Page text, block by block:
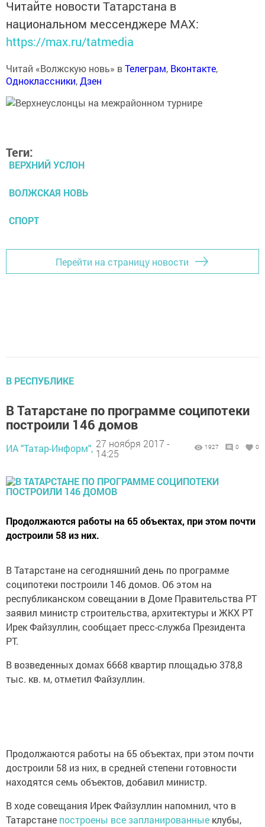
Читайте новости Татарстана в
национальном мессенджере MАХ:
https://max.ru/tatmedia
Читай «Волжскую новь» вТелеграм, Вконтакте,
Одноклассники,Дзен
Теги:
ВЕРХНИЙ УСЛОН
ВОЛЖСКАЯ НОВЬ
СПОРТ
Перейти на страницу новости
В РЕСПУБЛИКЕ
В Татарстане по программе соципотеки
построили 146 домов
ИА "Татар-Информ", 27 ноября 2017 -
14:25
1927 0 0
Продолжаются работы на 65 объектах, при этом почти
достроили 58 из них.
В Татарстане на сегодняшний день по программе
соципотеки построили 146 домов. Об этом на
республиканском совещании в Доме Правительства РТ
заявил министр строительства, архитектуры и ЖКХ РТ
Ирек Файзуллин, сообщает пресс-служба Президента
РТ.
В возведенных домах 6668 квартир площадью 378,8
тыс. кв. м, отметил Файзуллин.
Продолжаются работы на 65 объектах, при этом почти
достроили 58 из них, в средней степени готовности
находятся семь объектов, добавил министр.
В ходе совещания Ирек Файзуллин напомнил, что в
Татарстане построены все запланированные клубы,